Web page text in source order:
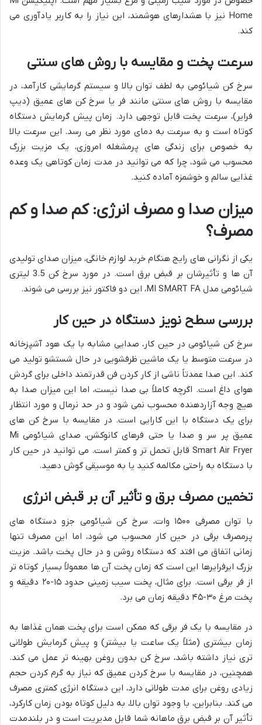
Home نیز با هشدارهای هوشمند، این نیاز را به کاربر یادآوری می
کند.
سرعت پخت و مقایسه با روش های سنتی
سرخ کن شیائومی به لطف توان بالا و سیستم گرمایشی کارآمد، در
مقایسه با روش های سنتی مانند فر یا سرخ کن های عمیق (دیپ
فرایر)، سرعت پخت قابل توجهی دارد. زمان پیش گرمایش دستگاه
کوتاه است و به سرعت به دمای مورد نظر می رسد. این سرعت بالا
به خصوص برای زندگی های پرمشغله امروزی، یک مزیت بزرگ
محسوب می شود، چرا که می توانید در مدت زمان کوتاهی یک وعده
غذایی سالم و خوشمزه آماده کنید.
میزان صدا و مصرف انرژی: کم صدا و کم
مصرف؟
یکی از نگرانی های رایج هنگام خرید لوازم خانگی، میزان صدای تولیدی
آن ها و تأثیرشان بر قبض برق است. در مورد سرخ کن 3.5 لیتری
شیائومی مدل MI SMART FA، این دو فاکتور نیز بررسی می شوند.
بررسی سطح نویز دستگاه در حین کار
سرخ کن شیائومی در حین کار، صدایی مشابه با یک هود آشپزخانه
در سرعت متوسط یا یک ماشین ظرفشویی در حال شستشو تولید می
کند. این صدا عمدتاً ناشی از کار کردن فن قدرتمند داخلی برای گردش
هوای داغ است. اگرچه کاملاً بی صدا نیست، اما این میزان صدا به
هیچ وجه آزاردهنده محسوب نمی شود و در حد نرمال و مورد انتظار
برای یک دستگاه با این کارایی است. در مقایسه با سرخ کن های
عمیق پر سر و صدا یا حتی فرهای کانوکشن، صدای شیائومی Mi
Smart Air Fryer قابل تحمل تر و کمتر است. می توانید در حین کار
با دستگاه به راحتی مکالمه کنید یا به موسیقی گوش دهید.
تخمین مصرف برق و تأثیر آن بر قبض انرژی
با توان مصرفی ۱۵۰۰ وات، سرخ کن شیائومی جزو دستگاه های
پرمصرف برقی در حین کار محسوب می شود، اما این مصرف تنها
زمانی اتفاق می افتد که دستگاه روشن و در حال پخت باشد. مزیت
بزرگ ایرفرایرها این است که زمان پخت آن ها معمولاً بسیار کوتاه تر
از فر برقی است. برای مثال، پخت سیب زمینی حدود ۱۵-۲۰ دقیقه و
پخت مرغ ۳۰-۴۵ دقیقه زمان می برد.
در مقایسه با یک فر برقی که ممکن است برای پخت همان غذاها به
زمان بیشتری (مثلاً یک ساعت یا بیشتر) و پیش گرمایش طولانی
تری نیاز داشته باشد، سرخ کن بدون روغن بهینه تر عمل می کند.
همچنین، در مقایسه با سرخ کردن عمیق که نیاز به گرم کردن حجم
زیادی روغن برای مدت طولانی دارد، این دستگاه انرژی کمتری مصرف
می کند. بنابراین، با وجود توان بالا، به دلیل کوتاه بودن زمان کارکرد،
تأثیر آن بر قبض برق ماهانه شما قابل مدیریت است و در بلندمدت